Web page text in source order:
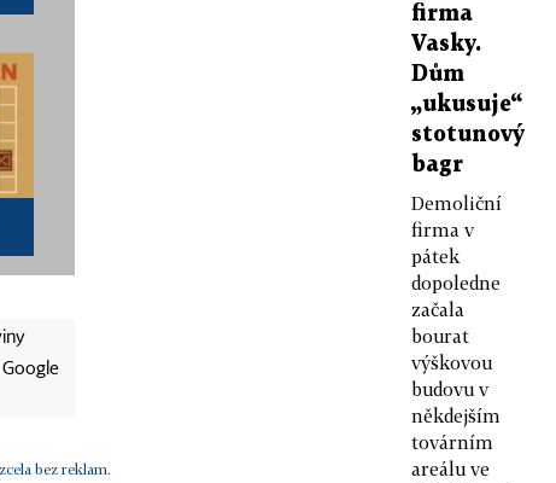
Google
bez reklam.
firma
Vasky.
Dům
„ukusuje“
stotunový
bagr
Demoliční
firma v
pátek
dopoledne
začala
bourat
výškovou
budovu v
někdejším
továrním
areálu ve